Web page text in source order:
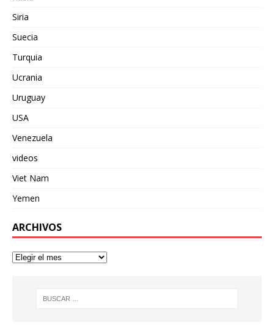
Siria
Suecia
Turquia
Ucrania
Uruguay
USA
Venezuela
videos
Viet Nam
Yemen
ARCHIVOS